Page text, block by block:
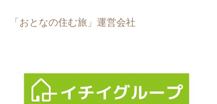
「おとなの住む旅」運営会社